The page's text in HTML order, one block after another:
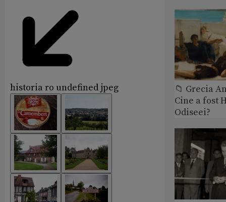
historia ro undefined jpeg
📁 Grecia
Cine a fost
Odiseei?